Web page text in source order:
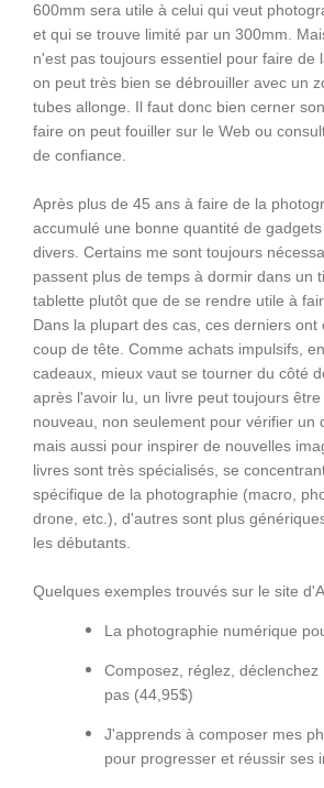
600mm sera utile à celui qui veut
et qui se trouve limité par un 300mm.
n'est pas toujours essentiel pour faire de
on peut très bien se débrouiller avec un
tubes allonge. Il faut donc bien cerner
faire on peut fouiller sur le Web ou
de confiance.
Après plus de 45 ans à faire de la
accumulé une bonne quantité de
divers. Certains me sont toujours
passent plus de temps à dormir dans un
tablette plutôt que de se rendre utile à
Dans la plupart des cas, ces derniers ont
coup de tête. Comme achats impulsifs,
cadeaux, mieux vaut se tourner du côté
après l'avoir lu, un livre peut toujours être
nouveau, non seulement pour vérifier un
mais aussi pour inspirer de nouvelles
livres sont très spécialisés, se
spécifique de la photographie (macro,
drone, etc.), d'autres sont plus
les débutants.
Quelques exemples trouvés sur le site
La photographie numérique
Composez, réglez, déclenchez
pas (44,95$)
J'apprends à composer mes
pour progresser et réussir ses